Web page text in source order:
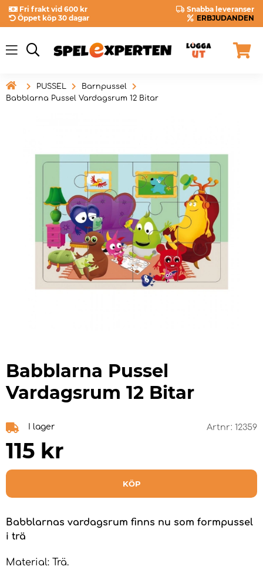
Fri frakt vid 600 kr
Snabba leveranser
Öppet köp 30 dagar
ERBJUDANDEN
 PUSSEL
Barnpussel
Babblarna Pussel Vardagsrum 12 Bitar
Babblarna Pussel
Vardagsrum 12 Bitar
I lager Artnr: 12359
115 kr
KÖP
Babblarnas vardagsrum finns nu som formpussel
i trä
Material: Trä.